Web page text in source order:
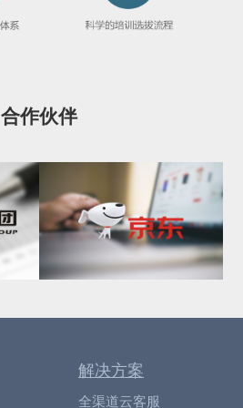
合作伙伴
解决方案
全渠道云客服